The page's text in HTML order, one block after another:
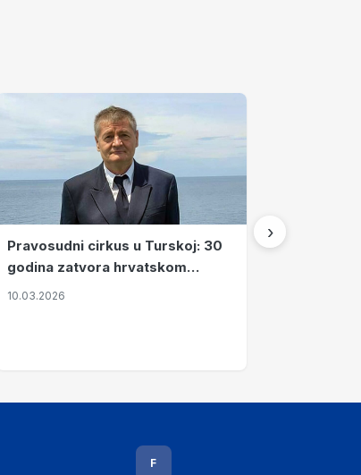
Pravosudni cirkus u Turskoj: 30
godina zatvora hrvatskom
kapetanu kojeg su sami pustili
10.03.2026
›
F